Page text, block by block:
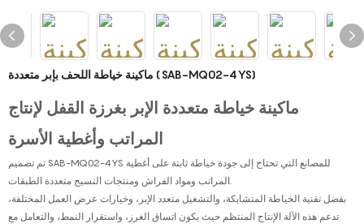
ماكينة خياطة اللحف بإبر متعددة (SAB-MQ02-4YS)
ماكينة خياطة متعددة الإبر بغرزة القفل لإنتاج
المراتب وأغطية الأسرة
تم تصميم SAB-MQ02-4YS للمصانع التي تحتاج إلى جودة خياطة ثابتة على أغطية
المراتب ومواد الفراش ومنتجات النسيج متعددة الطبقات.
بفضل تقنية الخياطة المتشابكة، والتشغيل متعدد الإبر، وخيارات عرض العمل المختلفة،
تدعم هذه الآلة الإنتاج المنتظم حيث يكون اتساق الغرز، واستقرار النمط، والتعامل مع